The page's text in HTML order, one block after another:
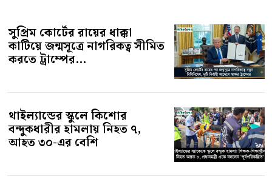
সুপ্রিম কোর্টের রায়ের ধাক্কা
কাটিয়ে জন্মসূত্রে নাগরিকত্ব সীমিত
করতে ট্রাম্পের...
থাইল্যান্ডের স্কুলে কিশোর
বন্দুকধারীর হামলায় নিহত ৭,
আহত ৩০-এর বেশি